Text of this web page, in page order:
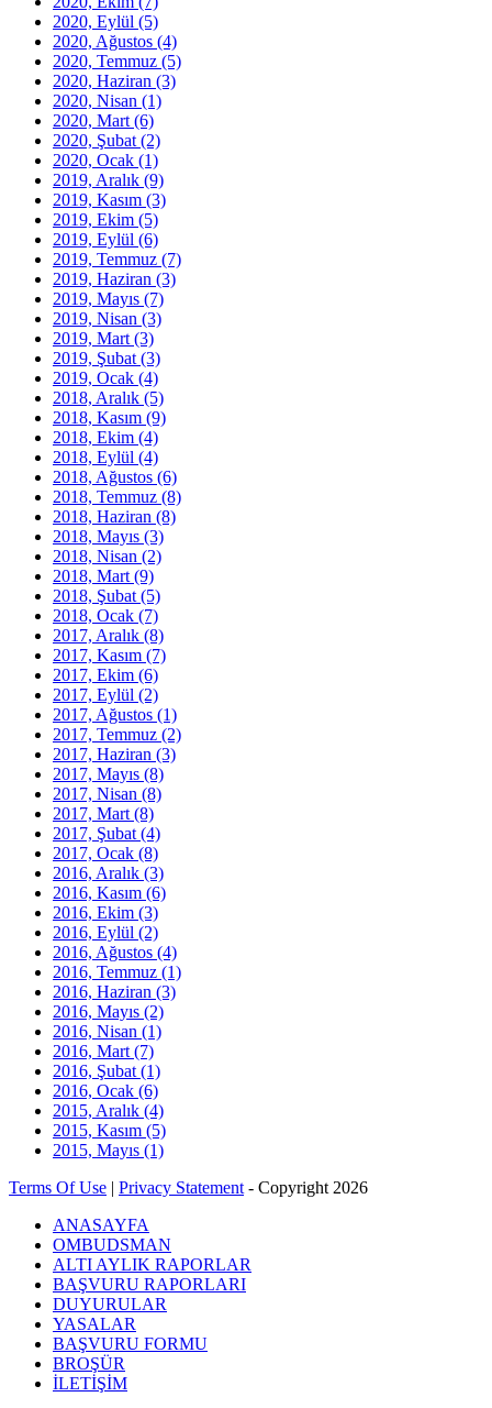
2020, Eylül (5)
2020, Ağustos (4)
2020, Temmuz (5)
2020, Haziran (3)
2020, Nisan (1)
2020, Mart (6)
2020, Şubat (2)
2020, Ocak (1)
2019, Aralık (9)
2019, Kasım (3)
2019, Ekim (5)
2019, Eylül (6)
2019, Temmuz (7)
2019, Haziran (3)
2019, Mayıs (7)
2019, Nisan (3)
2019, Mart (3)
2019, Şubat (3)
2019, Ocak (4)
2018, Aralık (5)
2018, Kasım (9)
2018, Ekim (4)
2018, Eylül (4)
2018, Ağustos (6)
2018, Temmuz (8)
2018, Haziran (8)
2018, Mayıs (3)
2018, Nisan (2)
2018, Mart (9)
2018, Şubat (5)
2018, Ocak (7)
2017, Aralık (8)
2017, Kasım (7)
2017, Ekim (6)
2017, Eylül (2)
2017, Ağustos (1)
2017, Temmuz (2)
2017, Haziran (3)
2017, Mayıs (8)
2017, Nisan (8)
2017, Mart (8)
2017, Şubat (4)
2017, Ocak (8)
2016, Aralık (3)
2016, Kasım (6)
2016, Ekim (3)
2016, Eylül (2)
2016, Ağustos (4)
2016, Temmuz (1)
2016, Haziran (3)
2016, Mayıs (2)
2016, Nisan (1)
2016, Mart (7)
2016, Şubat (1)
2016, Ocak (6)
2015, Aralık (4)
2015, Kasım (5)
2015, Mayıs (1)
Terms Of Use | Privacy Statement - Copyright 2026
ANASAYFA
OMBUDSMAN
ALTI AYLIK RAPORLAR
BAŞVURU RAPORLARI
DUYURULAR
YASALAR
BAŞVURU FORMU
BROŞÜR
İLETİŞİM